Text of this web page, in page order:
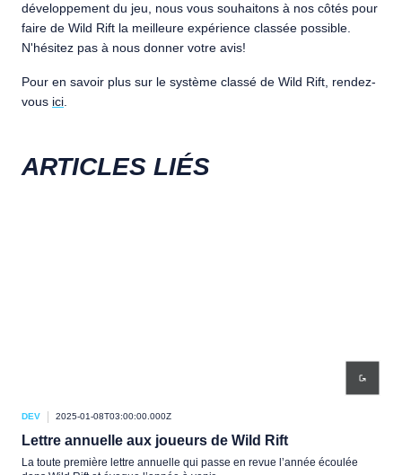
développement du jeu, nous vous souhaitons à nos côtés pour
faire de Wild Rift la meilleure expérience classée possible.
N'hésitez pas à nous donner votre avis!
Pour en savoir plus sur le système classé de Wild Rift, rendez-
vous ici
ARTICLES LIÉS
DEV 2025-01-08T03:00:00.000Z
Lettre annuelle aux joueurs de Wild Rift
La toute première lettre annuelle qui passe en revue l’année écoulée